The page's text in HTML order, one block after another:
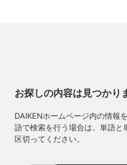
お探しの内容は見つかり
DAIKENホームページ内の情報
語で検索を行う場合は、単語と
区切ってください。